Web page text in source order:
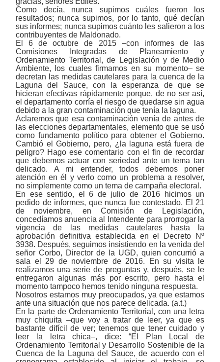
Como decía, nunca supimos cuáles fueron los
resultados; nunca supimos, por lo tanto, qué decían
sus informes; nunca supimos cuánto les salieron a los
contribuyentes de Maldonado.
El 6 de octubre de 2015 ‒con informes de las
Comisiones Integradas de Planeamiento y
Ordenamiento Territorial, de Legislación y de Medio
Ambiente, los cuales firmamos en su momento‒ se
decretan las medidas cautelares para la cuenca de la
Laguna del Sauce, con la esperanza de que se
hicieran efectivas rápidamente porque, de no ser así,
el departamento corría el riesgo de quedarse sin agua
debido a la gran contaminación que tenía la laguna.
Aclaremos que esa contaminación venía de antes de
las elecciones departamentales, elemento que se usó
como fundamento político para obtener el Gobierno.
Cambió el Gobierno, pero, ¿la laguna está fuera de
peligro? Hago ese comentario con el fin de recordar
que debemos actuar con seriedad ante un tema tan
delicado. A mi entender, todos debemos poner
atención en él y verlo como un problema a resolver,
no simplemente como un tema de campaña electoral.
En ese sentido, el 6 de julio de 2016 hicimos un
pedido de informes, que nunca fue contestado. El 21
de noviembre, en Comisión de Legislación,
concedíamos anuencia al Intendente para prorrogar la
vigencia de las medidas cautelares hasta la
aprobación definitiva establecida en el Decreto Nº
3938. Después, seguimos insistiendo en la venida del
señor Corbo, Director de la UGD, quien concurrió a
sala el 29 de noviembre de 2016. En su visita le
realizamos una serie de preguntas y, después, se le
entregaron algunas más por escrito, pero hasta el
momento tampoco hemos tenido ninguna respuesta.
Nosotros estamos muy preocupados, ya que estamos
ante una situación que nos parece delicada. (a.t.)
En la parte de Ordenamiento Territorial, con una letra
muy chiquita ‒que voy a tratar de leer, ya que es
bastante difícil de ver; tenemos que tener cuidado y
leer la letra chica‒, dice: “El Plan Local de
Ordenamiento Territorial y Desarrollo Sostenible de la
Cuenca de la Laguna del Sauce, de acuerdo con el